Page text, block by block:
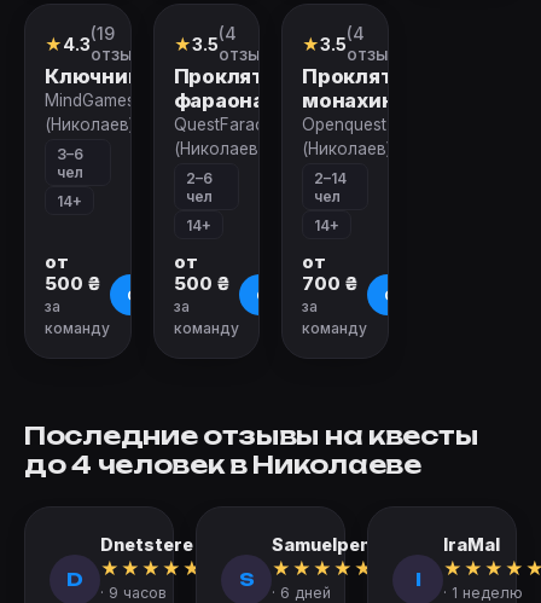
Квест
★4.3(19
отзывов)
Ключник
MindGames
(Николаев)
3–6
чел
14+
от
500 ₴
за
команду
О квесте
Квест
★3.5(4
отзыва)
Проклятие
фараона
QuestFaraon
(Николаев)
2–6
чел
14+
от
500 ₴
за
команду
О квесте
Квест
★3.5(4
отзыва)
Проклятие
монахини
Openquest
(Николаев)
2–14
чел
14+
от
700 ₴
за
команду
О квесте
Последние отзывы на квесты
до 4 человек в Николаеве
D
Dnetstere
★ ★ ★ ★ ★
· 9 часов
S
Samuelpen
★ ★ ★ ★ ★
· 6 дней
I
IraMal
★ ★ ★ ★
· 1 неделю